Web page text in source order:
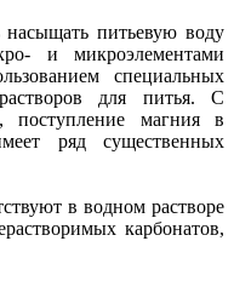
насыщать питьевую воду
и микроэлементами
специальных
для питья. С
поступление магния в
ряд существенных
в водном растворе
карбонатов,